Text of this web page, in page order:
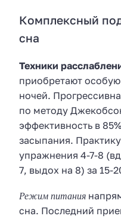
Комплексный
сна
Техники
приобретают
ночей.
по методу
эффективность в
засыпания.
упражнения 4-7-8
7, выдох на 8) за 15-
Режим питания
сна. Последний